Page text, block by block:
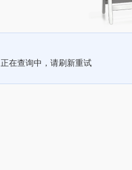
正在查询中，请刷新重试